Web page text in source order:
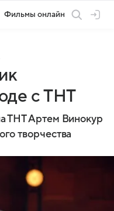
Фильмы онлайн
с ТНТ
ТНТ Артем Винокур
творчества